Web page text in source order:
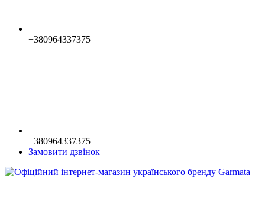
+380964337375
+380964337375
Замовити дзвінок